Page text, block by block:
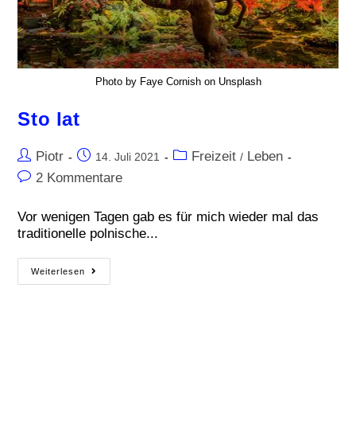
Photo by Faye Cornish on Unsplash
Sto lat
Piotr 14. Juli 2021 Freizeit / Leben
2 Kommentare
Vor wenigen Tagen gab es für mich wieder mal das
traditionelle polnische...
Weiterlesen